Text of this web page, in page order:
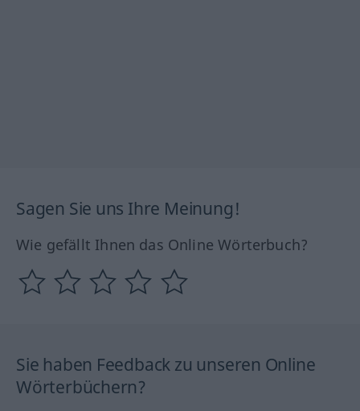
Sagen Sie uns Ihre Meinung!
Wie gefällt Ihnen das Online Wörterbuch?
Sie haben Feedback zu unseren Online
Wörterbüchern?